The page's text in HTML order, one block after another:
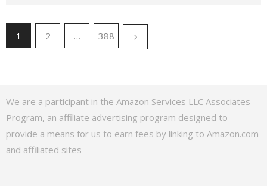
1 2 … 388
We are a participant in the Amazon Services LLC Associates
Program, an affiliate advertising program designed to
provide a means for us to earn fees by linking to Amazon.com
and affiliated sites